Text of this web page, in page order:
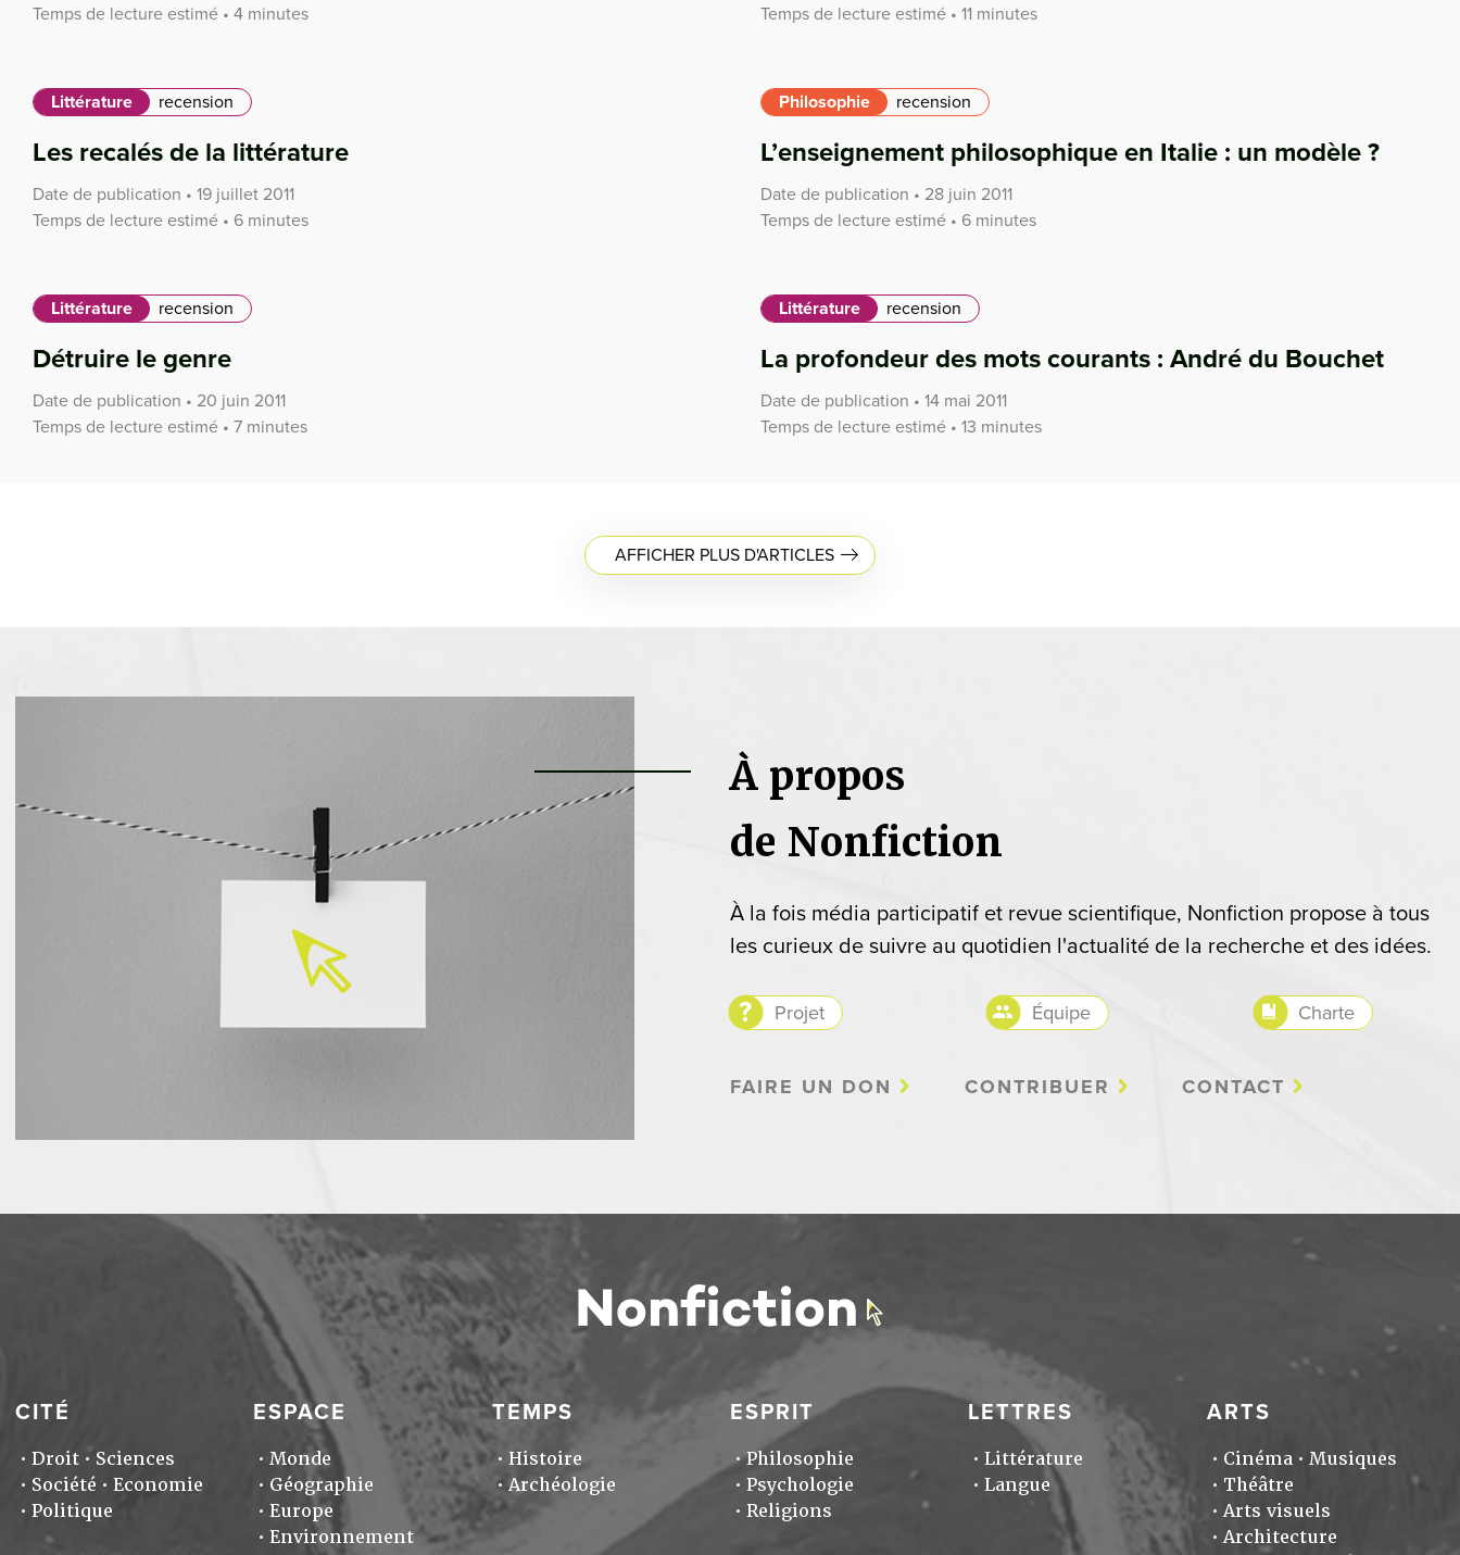
Temps de lecture estimé • 4 minutes
Temps de lecture estimé • 11 minutes
Littérature recension
Les recalés de la littérature
Date de publication • 19 juillet 2011
Temps de lecture estimé • 6 minutes
Philosophie recension
L’enseignement philosophique en Italie : un modèle ?
Date de publication • 28 juin 2011
Temps de lecture estimé • 6 minutes
Littérature recension
Détruire le genre
Date de publication • 20 juin 2011
Temps de lecture estimé • 7 minutes
Littérature recension
La profondeur des mots courants : André du Bouchet
Date de publication • 14 mai 2011
Temps de lecture estimé • 13 minutes
AFFICHER PLUS D'ARTICLES
À propos
de Nonfiction
À la fois média participatif et revue scientifique, Nonfiction propose à tous
les curieux de suivre au quotidien l'actualité de la recherche et des idées.
Projet Équipe Charte
FAIRE UN DON CONTRIBUER CONTACT
CITÉ
Droit
Sciences
Société
Economie
Politique
ESPACE
Monde
Géographie
Europe
Environnement
TEMPS
Histoire
Archéologie
ESPRIT
Philosophie
Psychologie
Religions
LETTRES
Littérature
Langue
ARTS
Cinéma
Musiques
Théâtre
Arts visuels
Architecture